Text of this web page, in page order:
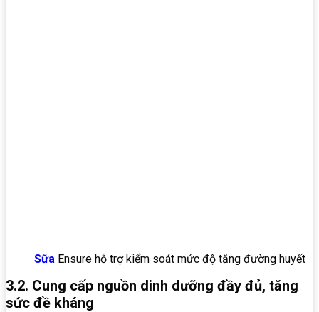
Sữa Ensure hỗ trợ kiểm soát mức độ tăng đường huyết
3.2. Cung cấp nguồn dinh dưỡng đầy đủ, tăng
sức đề kháng